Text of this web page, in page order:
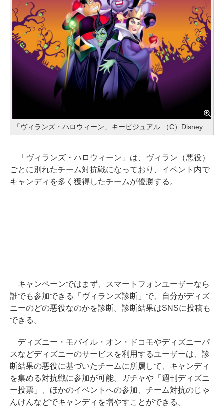
「ヴィランズ・ハロウィーン」キービジュアル （C）Disney
「ヴィランズ・ハロウィーン」は、ヴィラン（悪役）
ごとに別れたチーム対抗戦になっており、イベント内で
キャンディを多く獲得したチームが優勝する。
キャンペーンではまず、スマートフォンユーザーなら
誰でも参加できる「ヴィランズ診断」で、自分がディズ
ニーのどの悪役なのかを診断。診断結果はSNSに投稿も
できる。
ディズニー・モバイル・オン・ドコモやディズニーパ
スなどディズニーのサービスを利用するユーザーは、診
断結果の悪役に基づいたチームに所属して、キャンディ
を集める対抗戦に参加が可能。ガチャや「週刊ディズニ
ー投票」、ほかのイベントへの参加、チーム対抗のじゃ
んけんなどでキャンディを増やすことができる。